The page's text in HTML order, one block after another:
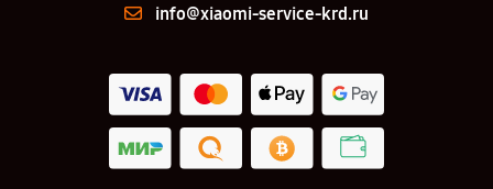
info@xiaomi-service-krd.ru